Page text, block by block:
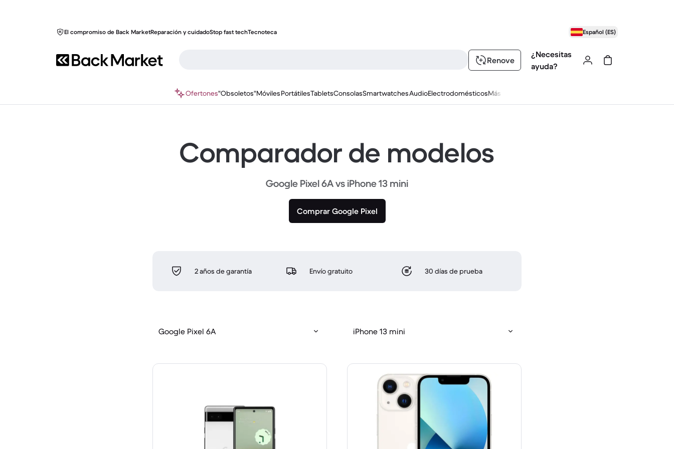
El compromiso de Back MarketReparación y cuidadoStop fast techTecnoteca Español (ES)
Renove
¿Necesitas
ayuda?
Ofertones"Obsoletos"MóvilesPortátilesTabletsConsolasSmartwatchesAudioElectrodomésticosMás
Comparador de modelos
Google Pixel 6A vs iPhone 13 mini
Comprar Google Pixel
2 años de garantía Envío gratuito 30 días de prueba
Google Pixel 6A iPhone 13 mini